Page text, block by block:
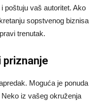
poštuju vaš autoritet. Ako
sopstvenog biznisa
trenutak.
priznanje
Moguća je ponuda
iz vašeg okruženja